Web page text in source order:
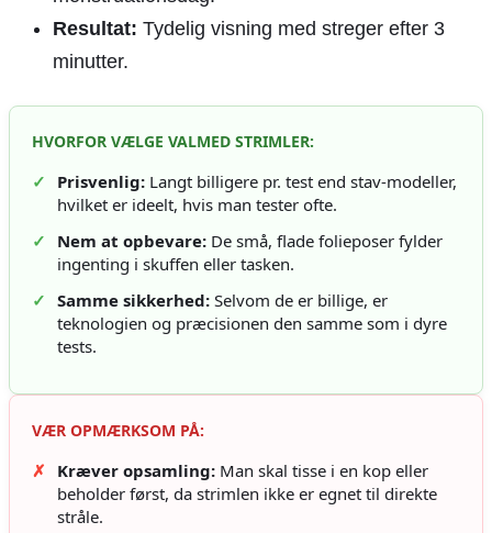
Resultat: Tydelig visning med streger efter 3
minutter.
HVORFOR VÆLGE VALMED STRIMLER:
✓ Prisvenlig: Langt billigere pr. test end stav-modeller,
hvilket er ideelt, hvis man tester ofte.
✓
Nem at opbevare: De små, flade folieposer fylder
ingenting i skuffen eller tasken.
✓ Samme sikkerhed: Selvom de er billige, er
teknologien og præcisionen den samme som i dyre
tests.
VÆR OPMÆRKSOM PÅ:
✗ Kræver opsamling: Man skal tisse i en kop eller
beholder først, da strimlen ikke er egnet til direkte
stråle.